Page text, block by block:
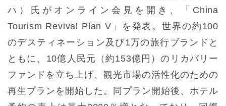
ハ）氏がオンライン会見を開き、「China
Tourism Revival Plan V」を発表。世界の約100
のデスティネーション及び1万の旅行ブランドと
ともに、10億人民元（約153億円）のリカバリー
ファンドを立ち上げ、観光市場の活性化のための
再生プランを開始した。同プラン開始後、ホテル